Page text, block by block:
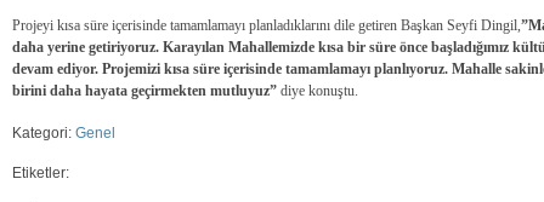
Projeyi kısa süre içerisinde tamamlamayı planladıklarını dile getiren Başkan Seyfi Dingil,
daha yerine getiriyoruz. Karayılan Mahallemizde kısa bir süre önce başladığımız
devam ediyor. Projemizi kısa süre içerisinde tamamlamayı planlıyoruz. Mahalle
birini daha hayata geçirmekten mutluyuz” diye konuştu.
Kategori: Genel
Etiketler: